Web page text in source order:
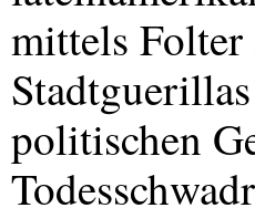
mittels
politischen